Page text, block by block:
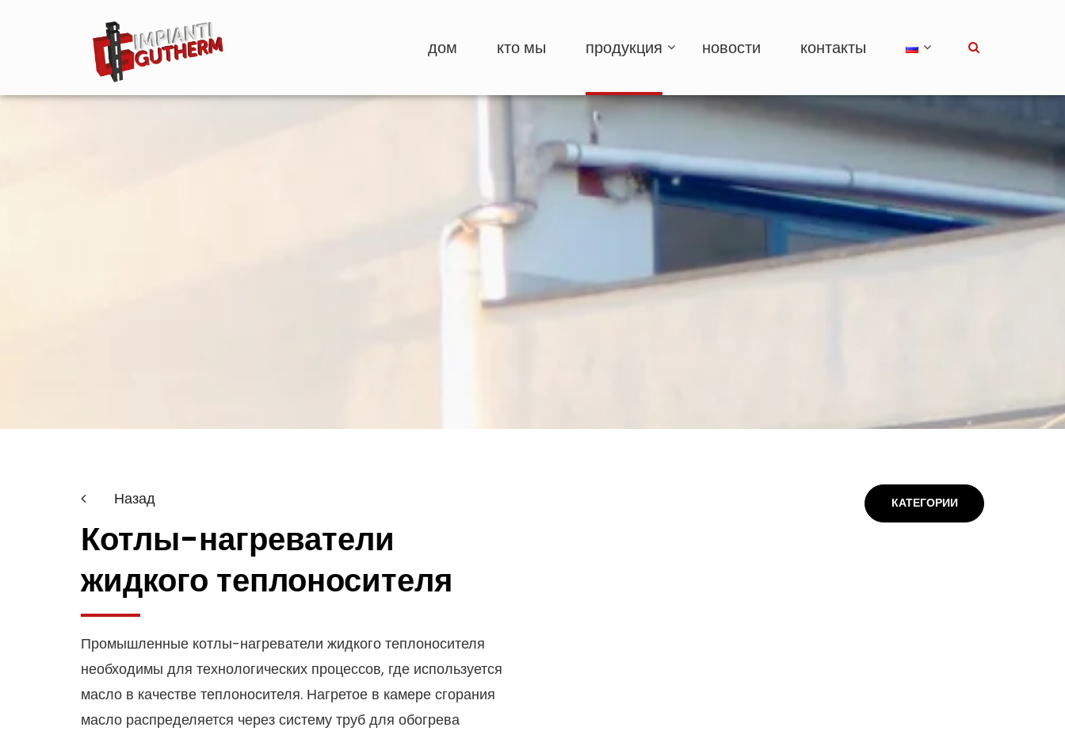
дом кто мы продукция новости контакты
Назад
Котлы-нагреватели
жидкого теплоносителя
Промышленные котлы-нагреватели жидкого теплоносителя
необходимы для технологических процессов, где используется
масло в качестве теплоносителя. Нагретое в камере сгорания
масло распределяется через систему труб для обогрева
КАТЕГОРИИ